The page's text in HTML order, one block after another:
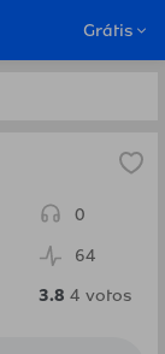
Grátis
0
64
3.8 4 votos